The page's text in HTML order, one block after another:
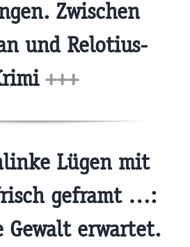
Zwischen
und Relotius-
+++
Lügen mit
geframt …:
erwartet.